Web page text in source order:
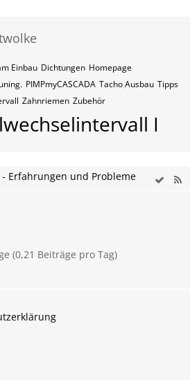
Einbau Dichtungen Homepage
PIMPmyCASCADA Tacho Ausbau Tipps
Zahnriemen Zubehör
I
- Erfahrungen und Probleme
(0,21 Beiträge pro Tag)